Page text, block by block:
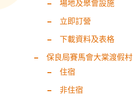
場地及聚會設施
立即訂營
下載資料及表格
保良局賽馬會大棠渡假村
住宿
非住宿